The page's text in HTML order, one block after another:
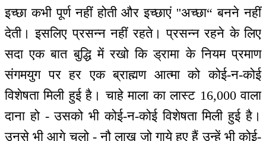
इच्छा कभी पूर्ण नहीं होती और इच्छाएं ''अच्छा“ बनने नहीं
देती। इसलिए प्रसन्न नहीं रहते। प्रसन्न रहने के लिए
सदा एक बात बुद्धि में रखो कि ड्रामा के नियम प्रमाण
संगमयुग पर हर एक ब्राह्मण आत्मा को कोई-न-कोई
विशेषता मिली हुई है। चाहे माला का लास्ट 16,000 वाला
दाना हो - उसको भी कोई-न-कोई विशेषता मिली हुई है।
उनसे भी आगे चलो - नौ लाख जो गाये हुए हैं उन्हें भी कोई-